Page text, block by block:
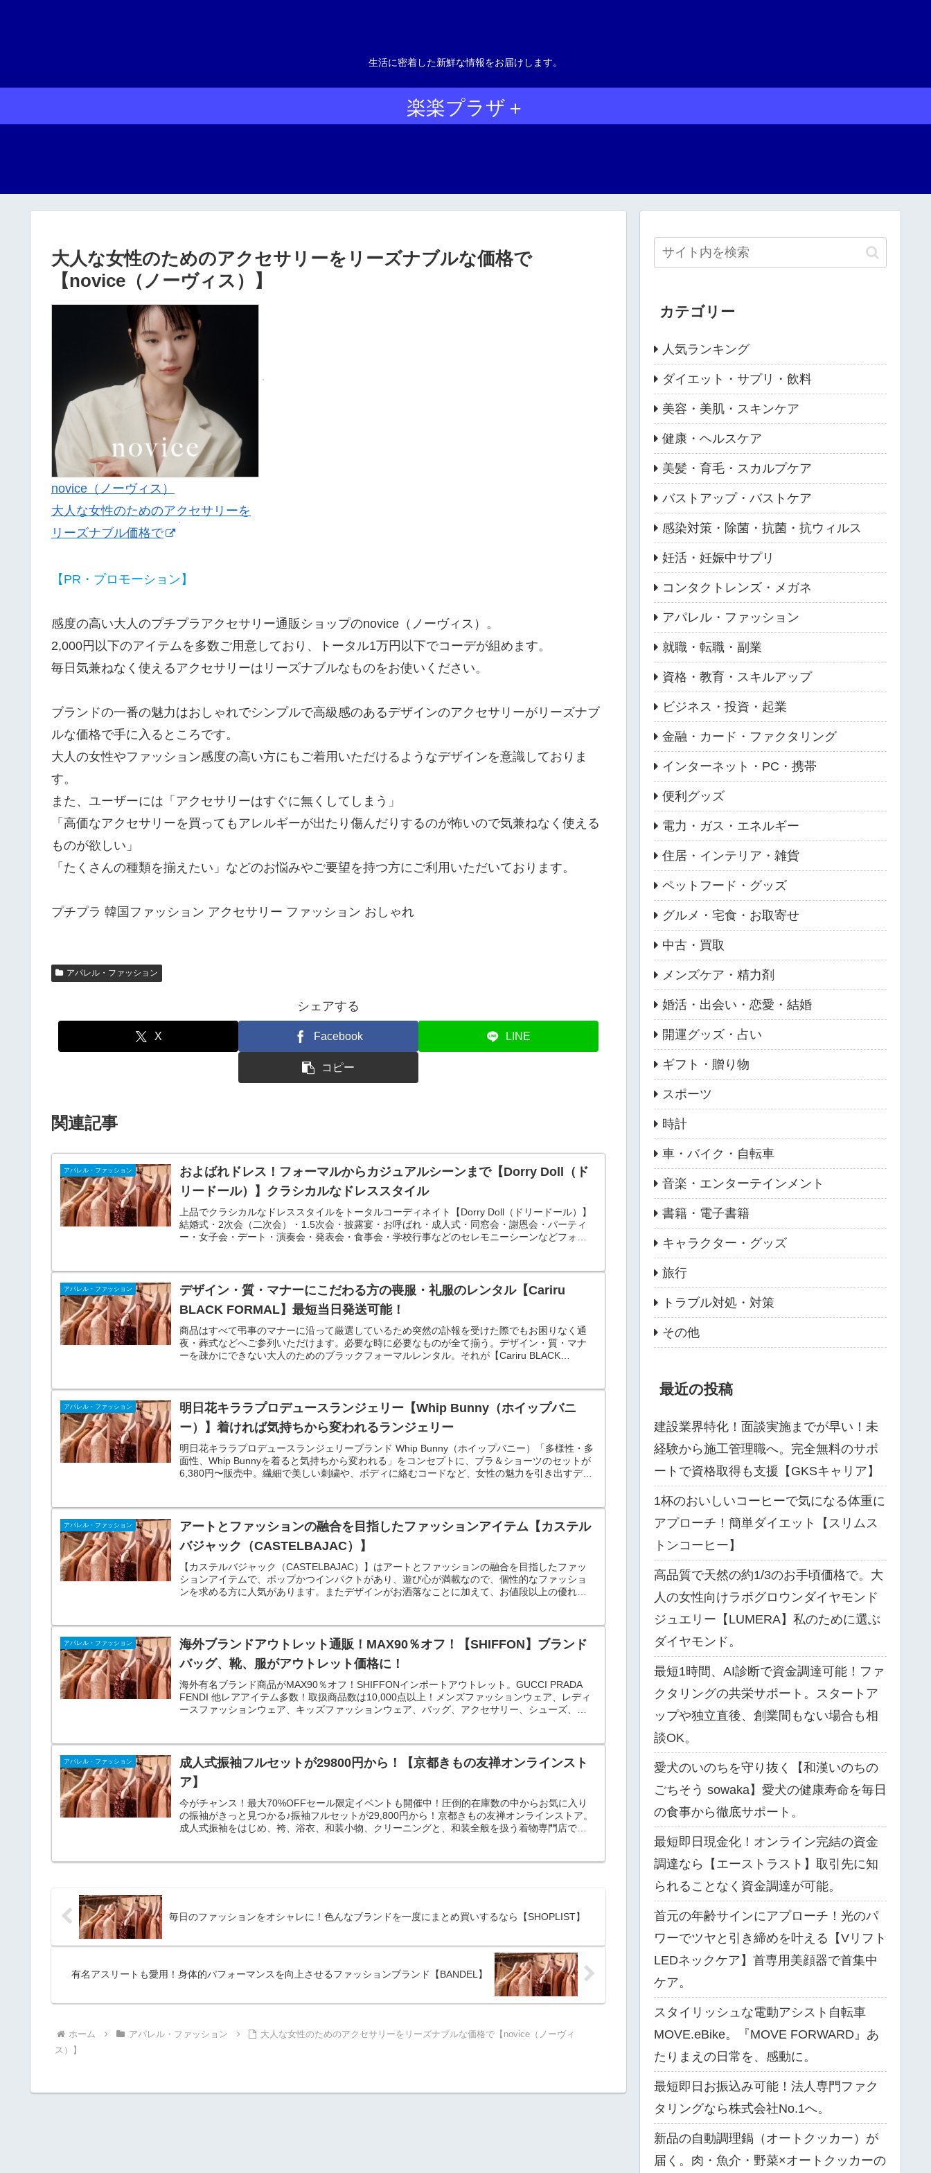
生活に密着した新鮮な情報をお届けします。
楽楽プラザ＋
大人な女性のためのアクセサリーをリーズナブルな価格で
【novice（ノーヴィス）】
novice（ノーヴィス）
大人な女性のためのアクセサリーを
リーズナブル価格で
【PR・プロモーション】
感度の高い大人のプチプラアクセサリー通販ショップのnovice（ノーヴィス）。
2,000円以下のアイテムを多数ご用意しており、トータル1万円以下でコーデが組めます。
毎日気兼ねなく使えるアクセサリーはリーズナブルなものをお使いください。
ブランドの一番の魅力はおしゃれでシンプルで高級感のあるデザインのアクセサリーがリーズナブ
ルな価格で手に入るところです。
大人の女性やファッション感度の高い方にもご着用いただけるようなデザインを意識しておりま
す。
また、ユーザーには「アクセサリーはすぐに無くしてしまう」
「高価なアクセサリーを買ってもアレルギーが出たり傷んだりするのが怖いので気兼ねなく使える
ものが欲しい」
「たくさんの種類を揃えたい」などのお悩みやご要望を持つ方にご利用いただいております。
プチプラ 韓国ファッション アクセサリー ファッション おしゃれ
アパレル・ファッション
シェアする
X Facebook LINE
コピー
関連記事
アパレル・ファッション
およばれドレス！フォーマルからカジュアルシーンまで【Dorry Doll（ド
リードール）】クラシカルなドレススタイル
上品でクラシカルなドレススタイルをトータルコーディネイト【Dorry Doll（ドリードール）】
結婚式・2次会（二次会）・1.5次会・披露宴・お呼ばれ・成人式・同窓会・謝恩会・パーティ
ー・女子会・デート・演奏会・発表会・食事会・学校行事などのセレモニーシーンなどフォー
アパレル・ファッション
デザイン・質・マナーにこだわる方の喪服・礼服のレンタル【Cariru
BLACK FORMAL】最短当日発送可能！
商品はすべて弔事のマナーに沿って厳選しているため突然の訃報を受けた際でもお困りなく通
夜・葬式などへご参列いただけます。必要な時に必要なものが全て揃う。デザイン・質・マナ
ーを疎かにできない大人のためのブラックフォーマルレンタル。それが【Cariru BLACK
アパレル・ファッション
明日花キララプロデュースランジェリー【Whip Bunny（ホイップバニ
ー）】着ければ気持ちから変われるランジェリー
明日花キララプロデュースランジェリーブランド Whip Bunny（ホイップバニー）「多様性・多
面性、Whip Bunnyを着ると気持ちから変われる」をコンセプトに、ブラ＆ショーツのセットが
6,380円〜販売中。繊細で美しい刺繍や、ボディに絡むコードなど、女性の魅力を引き出すデザ
アパレル・ファッション
アートとファッションの融合を目指したファッションアイテム【カステル
バジャック（CASTELBAJAC）】
【カステルバジャック（CASTELBAJAC）】はアートとファッションの融合を目指したファッ
ションアイテムで、ポップかつインパクトがあり、遊び心が満載なので、個性的なファッショ
ンを求める方に人気があります。またデザインがお洒落なことに加えて、お値段以上の優れた
アパレル・ファッション
海外ブランドアウトレット通販！MAX90％オフ！【SHIFFON】ブランド
バッグ、靴、服がアウトレット価格に！
海外有名ブランド商品がMAX90％オフ！SHIFFONインポートアウトレット。GUCCI PRADA
FENDI 他レアアイテム多数！取扱商品数は10,000点以上！メンズファッションウェア、レディ
ースファッションウェア、キッズファッションウェア、バッグ、アクセサリー、シューズ、ス
アパレル・ファッション
成人式振袖フルセットが29800円から！【京都きもの友禅オンラインスト
ア】
今がチャンス！最大70%OFFセール限定イベントも開催中！圧倒的在庫数の中からお気に入り
の振袖がきっと見つかる♪振袖フルセットが29,800円から！京都きもの友禅オンラインストア。
成人式振袖をはじめ、袴、浴衣、和装小物、クリーニングと、和装全般を扱う着物専門店で
毎日のファッションをオシャレに！色んなブランドを一度にまとめ買いするなら【SHOPLIST】
有名アスリートも愛用！身体的パフォーマンスを向上させるファッションブランド【BANDEL】
ホーム アパレル・ファッション
大人な女性のためのアクセサリーをリーズナブルな価格で【novice（ノーヴィ
ス）】
カテゴリー
人気ランキング
ダイエット・サプリ・飲料
美容・美肌・スキンケア
健康・ヘルスケア
美髪・育毛・スカルプケア
バストアップ・バストケア
感染対策・除菌・抗菌・抗ウィルス
妊活・妊娠中サプリ
コンタクトレンズ・メガネ
アパレル・ファッション
就職・転職・副業
資格・教育・スキルアップ
ビジネス・投資・起業
金融・カード・ファクタリング
インターネット・PC・携帯
便利グッズ
電力・ガス・エネルギー
住居・インテリア・雑貨
ペットフード・グッズ
グルメ・宅食・お取寄せ
中古・買取
メンズケア・精力剤
婚活・出会い・恋愛・結婚
開運グッズ・占い
ギフト・贈り物
スポーツ
時計
車・バイク・自転車
音楽・エンターテインメント
書籍・電子書籍
キャラクター・グッズ
旅行
トラブル対処・対策
その他
最近の投稿
建設業界特化！面談実施までが早い！未
経験から施工管理職へ。完全無料のサポ
ートで資格取得も支援【GKSキャリア】
1杯のおいしいコーヒーで気になる体重に
アプローチ！簡単ダイエット【スリムス
トンコーヒー】
高品質で天然の約1/3のお手頃価格で。大
人の女性向けラボグロウンダイヤモンド
ジュエリー【LUMERA】私のために選ぶ
ダイヤモンド。
最短1時間、AI診断で資金調達可能！ファ
クタリングの共栄サポート。スタートア
ップや独立直後、創業間もない場合も相
談OK。
愛犬のいのちを守り抜く【和漢いのちの
ごちそう sowaka】愛犬の健康寿命を毎日
の食事から徹底サポート。
最短即日現金化！オンライン完結の資金
調達なら【エーストラスト】取引先に知
られることなく資金調達が可能。
首元の年齢サインにアプローチ！光のパ
ワーでツヤと引き締めを叶える【Vリフト
LEDネックケア】首専用美顔器で首集中
ケア。
スタイリッシュな電動アシスト自転車
MOVE.eBike。『MOVE FORWARD』あ
たりまえの日常を、感動に。
最短即日お振込み可能！法人専門ファク
タリングなら株式会社No.1へ。
新品の自動調理鍋（オートクッカー）が
届く。肉・魚介・野菜×オートクッカーの